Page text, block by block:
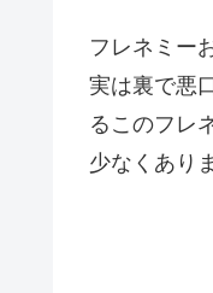
フレネミー
実は裏で悪
るこのフレ
少なくあり